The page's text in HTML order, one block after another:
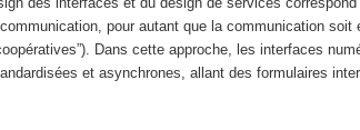
pour autant que la communication
Dans cette approche, les interfaces
et asynchrones, allant des formulaires